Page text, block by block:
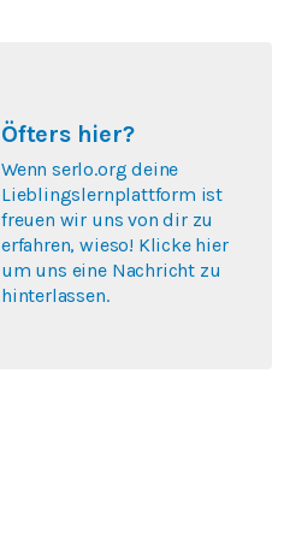
Öfters hier?
Wenn serlo.org deine
Lieblingslernplattform ist
freuen wir uns von dir zu
erfahren, wieso! Klicke hier
um uns eine Nachricht zu
hinterlassen.